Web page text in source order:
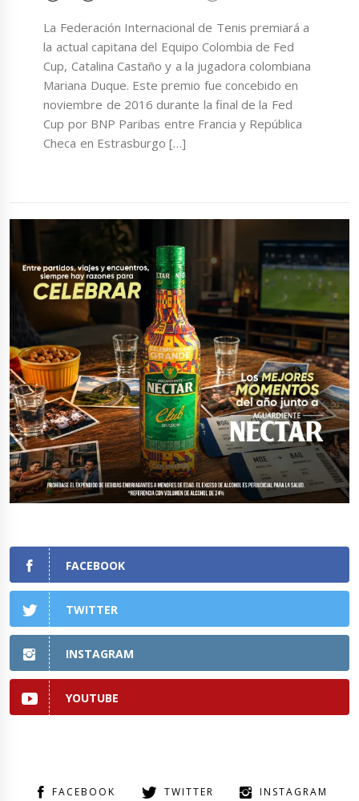
La Federación Internacional de Tenis premiará a
la actual capitana del Equipo Colombia de Fed
Cup, Catalina Castaño y a la jugadora colombiana
Mariana Duque. Este premio fue concebido en
noviembre de 2016 durante la final de la Fed
Cup por BNP Paribas entre Francia y República
Checa en Estrasburgo […]
FACEBOOK
TWITTER
INSTAGRAM
YOUTUBE
FACEBOOK TWITTER INSTAGRAM